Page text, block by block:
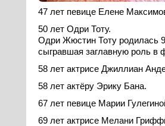
47 лет певице Елене
50 лет Одри Тоту.
Одри Жюстин Тоту родилась 9
сыгравшая заглавную роль в
58 лет актрисе Джиллиан
58 лет актёру Эрику Бана.
67 лет певице Марии
69 лет актрисе Мелани